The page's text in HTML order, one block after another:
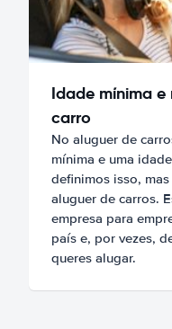
Idade mínima
carro
No aluguer de
mínima e uma
definimos isso,
aluguer de carros.
empresa para
país e, por vezes,
queres alugar.